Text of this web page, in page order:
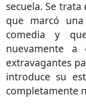
secuela. Se
que marcó
comedia y
nuevamente a
extravagantes
introduce su
completamente